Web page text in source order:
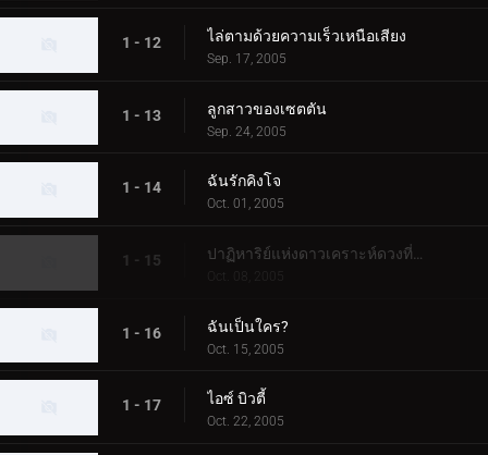
1 - 12 ไล่ตามด้วยความเร็วเหนือเสียง
Sep. 17, 2005
1 - 13 ลูกสาวของเซตตัน
Sep. 24, 2005
1 - 14 ฉันรักคิงโจ
Oct. 01, 2005
1 - 15
Oct. 08, 2005
1 - 16 ฉันเป็นใคร?
Oct. 15, 2005
1 - 17 ไอซ์ บิวตี้
Oct. 22, 2005